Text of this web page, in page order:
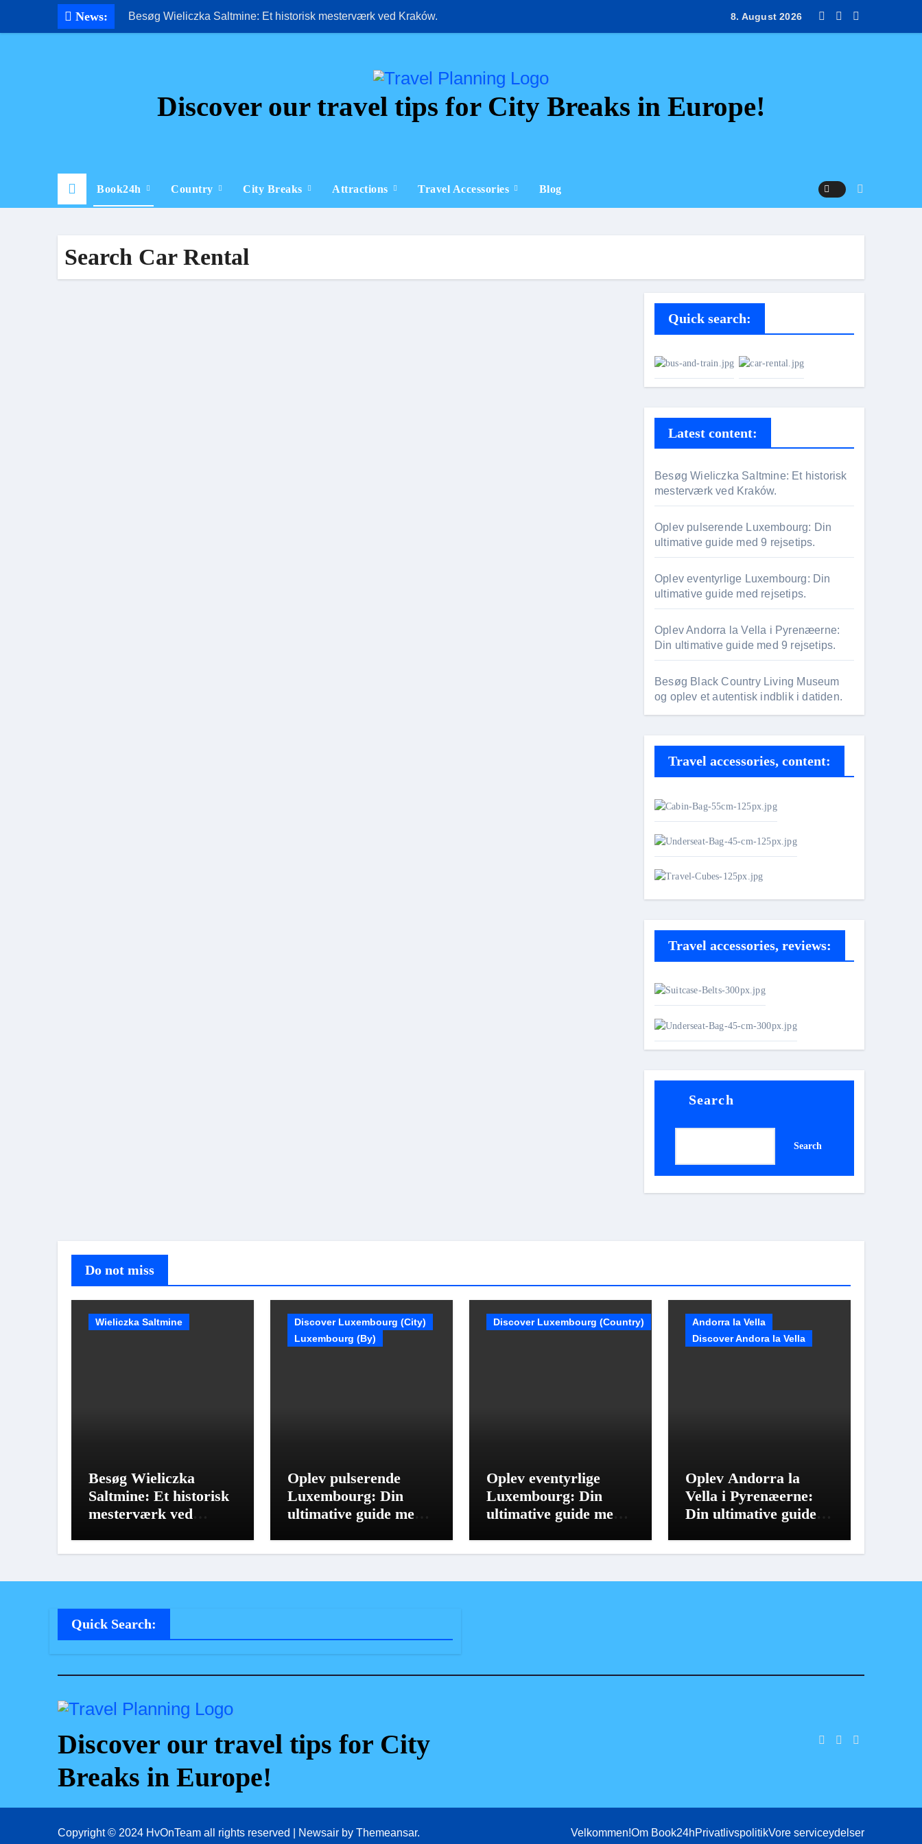
News: Besøg Wieliczka Saltmine: Et historisk mesterværk ved Kraków. Oplev pulserende Luxembourg: Din ultimative guide med 9 rejsetips.
8. August 2026
Discover our travel tips for City Breaks in Europe!
Book24h Country City Breaks Attractions Travel Accessories Blog
Search Car Rental
Quick search:
Latest content:
Besøg Wieliczka Saltmine: Et historisk
mesterværk ved Kraków.
Oplev pulserende Luxembourg: Din
ultimative guide med 9 rejsetips.
Oplev eventyrlige Luxembourg: Din
ultimative guide med rejsetips.
Oplev Andorra la Vella i Pyrenæerne:
Din ultimative guide med 9 rejsetips.
Besøg Black Country Living Museum
og oplev et autentisk indblik i datiden.
Travel accessories, content:
Travel accessories, reviews:
Search
Search
Do not miss
Wieliczka Saltmine
Besøg Wieliczka
Saltmine: Et historisk
mesterværk ved
Discover Luxembourg (City)
Luxembourg (By)
Oplev pulserende
Luxembourg: Din
ultimative guide med 9
Discover Luxembourg (Country)
Oplev eventyrlige
Luxembourg: Din
ultimative guide med
Andorra la Vella
Discover Andora la Vella
Oplev Andorra la
Vella i Pyrenæerne:
Din ultimative guide
Quick Search:
Discover our travel tips for City
Breaks in Europe!
Copyright © 2024 HvOnTeam all rights reserved Newsair by Themeansar. Velkommen!Om Book24hPrivatlivspolitikVore serviceydelser